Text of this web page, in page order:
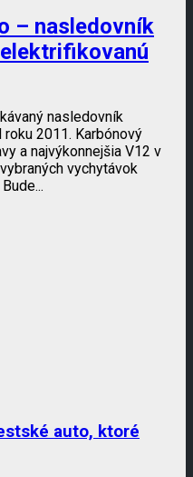
– nasledovník
nasledovník
roku 2011. Karbónový
a najvýkonnejšia V12 v
vychytávok
auto, ktoré